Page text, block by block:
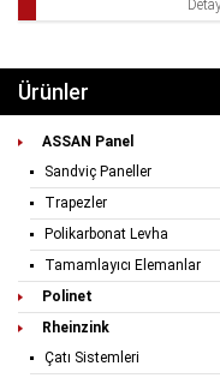
Ürünler
ASSAN Panel
Sandviç Paneller
Trapezler
Polikarbonat Levha
Tamamlayıcı Elemanlar
Polinet
Rheinzink
Çatı Sistemleri